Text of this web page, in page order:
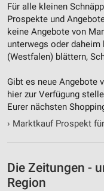
Für alle kleinen
Prospekte und
keine Angebote von
unterwegs oder
(Westfalen) blättern,
Gibt es neue Angebote
hier zur Verfügung
Eurer nächsten
› Marktkauf Prospekt
Die Zeitungen -
Region